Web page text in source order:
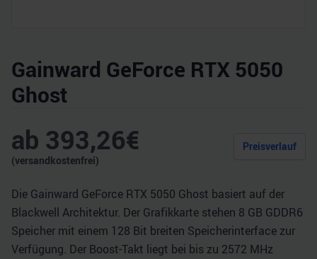
Gainward GeForce RTX 5050
Ghost
ab 393,26€
(versandkostenfrei)
Preisverlauf
Die Gainward GeForce RTX 5050 Ghost basiert auf der
Blackwell Architektur. Der Grafikkarte stehen 8 GB GDDR6
Speicher mit einem 128 Bit breiten Speicherinterface zur
Verfügung. Der Boost-Takt liegt bei bis zu 2572 MHz